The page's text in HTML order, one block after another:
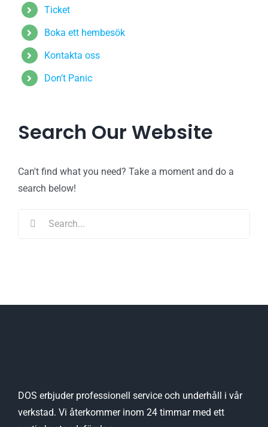
Ticket
Boka ett hembesök
Kontakta oss
Don’t Panic
Search Our Website
Can't find what you need? Take a moment and do a
search below!
DOS erbjuder professionell service och underhåll i vår
verkstad. Vi återkommer inom 24 timmar med ett